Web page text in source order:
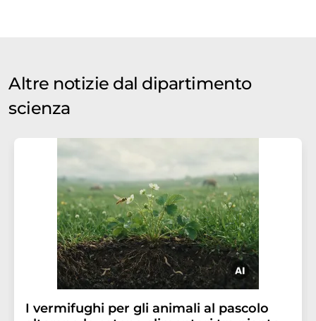
Altre notizie dal dipartimento
scienza
I vermifughi per gli animali al pascolo